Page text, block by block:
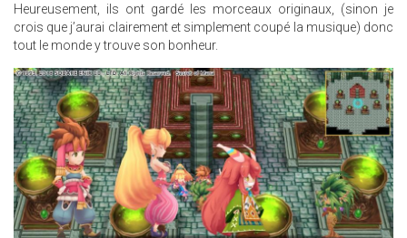
Heureusement, ils ont gardé les morceaux originaux, (sinon je
crois que j’aurai clairement et simplement coupé la musique) donc
tout le monde y trouve son bonheur.
17.JPG